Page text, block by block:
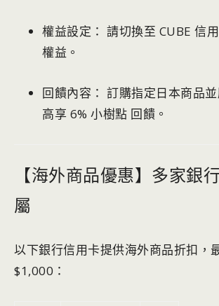
權益設定： 請切換至 CUBE 信用
權益。
回饋內容： 訂購指定日本商品
高享 6% 小樹點 回饋。
【海外商品優惠】多家銀
屬
以下銀行信用卡提供海外商品折扣，
$1,000：